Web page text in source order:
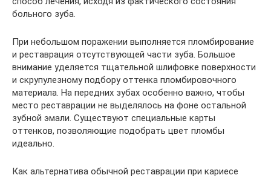
больного зуба.
При небольшом поражении выполняется пломбирование
и реставрация отсутствующей части зуба. Большое
внимание уделяется тщательной шлифовке поверхности
и скрупулезному подбору оттенка пломбировочного
материала. На передних зубах особенно важно, чтобы
место реставрации не выделялось на фоне остальной
зубной эмали. Существуют специальные карты
оттенков, позволяющие подобрать цвет пломбы
идеально.
Как альтернатива обычной реставрации при кариесе